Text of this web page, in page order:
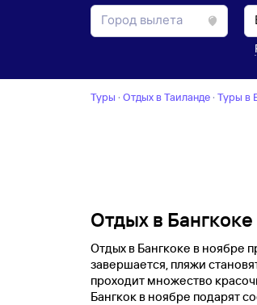
Туры · Отдых в Таиланде · Туры в
Отдых в
Отдых в Бангкоке в ноябре
завершается, пляжи
проходит множество
Бангкок в ноябре подарят